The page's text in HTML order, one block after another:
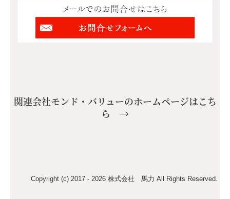
関連会社モンド・バリューのホームページはこち
ら →
Copyright (c) 2017 - 2026 株式会社 馬力 All Rights Reserved.